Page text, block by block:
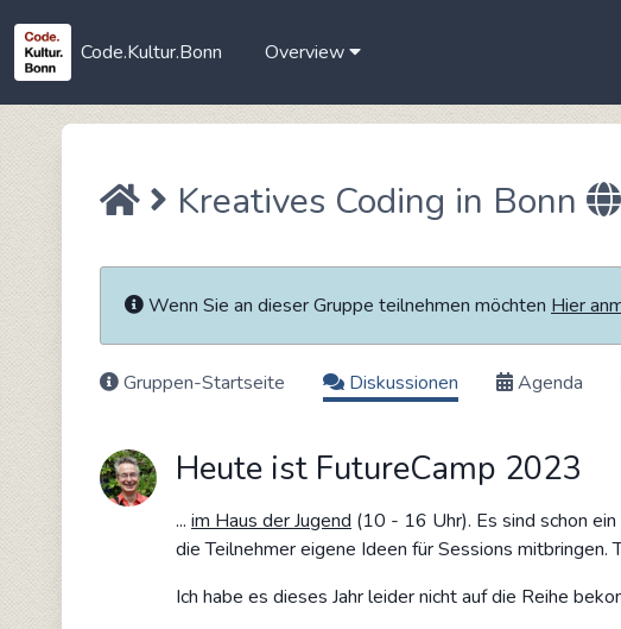
Code.Kultur.Bonn Overview
Kreatives Coding in Bonn
Wenn Sie an dieser Gruppe teilnehmen möchten Hier
Gruppen-Startseite Diskussionen Agenda
Heute ist FutureCamp 2023
... im Haus der Jugend (10 - 16 Uhr). Es sind schon ein
die Teilnehmer eigene Ideen für Sessions mitbringen.
Ich habe es dieses Jahr leider nicht auf die Reihe